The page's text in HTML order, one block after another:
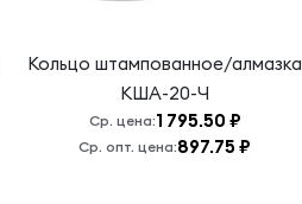
Кольцо штампованное/алмазка
КША-20-Ч
Ср. цена:1 795.50 ₽
Ср. опт. цена:897.75 ₽